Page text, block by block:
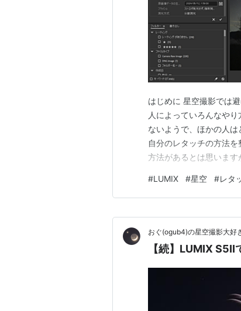
はじめに 星空撮影では
人によっていろんなや
ないようで、ほかの人は
自分のレタッチの方法
方法があるとは思いま
はこんな感じだと思って
ファイル、WB、露出設
#LUMIX #星空 #レタ
おぐ(ogub4)の星空撮影大好
【続】LUMIX S5II